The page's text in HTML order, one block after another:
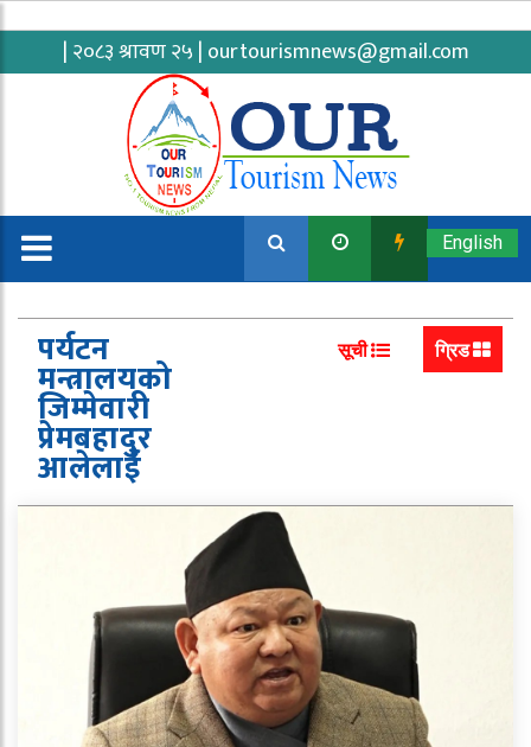
| २०८३ श्रावण २५ | ourtourismnews@gmail.com
English
पर्यटन
मन्त्रालयको
जिम्मेवारी
प्रेमबहादुर
आलेलाई
सूची ग्रिड